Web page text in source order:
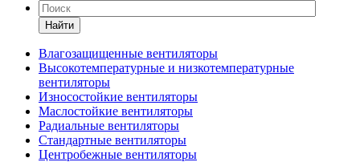
Найти
Влагозащищенные вентиляторы
Высокотемпературные и низкотемпературные
вентиляторы
Износостойкие вентиляторы
Маслостойкие вентиляторы
Радиальные вентиляторы
Стандартные вентиляторы
Центробежные вентиляторы